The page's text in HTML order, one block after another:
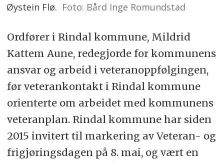
Øystein Flø. Foto: Bård Inge Romundstad
Ordfører i Rindal kommune, Mildrid
Kattem Aune, redegjorde for kommunens
ansvar og arbeid i veteranoppfølgingen,
før veterankontakt i Rindal kommune
orienterte om arbeidet med kommunens
veteranplan. Rindal kommune har siden
2015 invitert til markering av Veteran- og
frigjøringsdagen på 8. mai, og vært en